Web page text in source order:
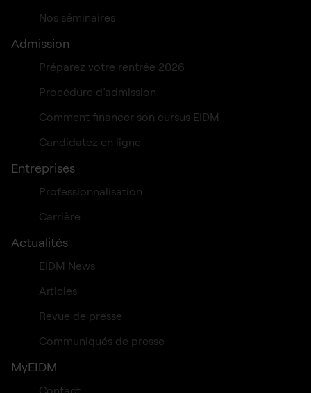
Nos séminaires
Admission
Préparez votre rentrée 2026
Procédure d’admission
Comment financer son cursus EIDM
Candidatez en ligne
Entreprises
Professionnalisation
Carrière
Actualités
EIDM News
Articles
Revue de presse
Communiqués de presse
MyEIDM
Contact